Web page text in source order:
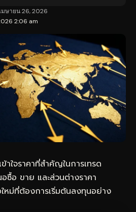
2:06 am
มษายน 26, 2026
าใจราคาที่สำคัญในการเทรด
ซื้อ ขาย และส่วนต่างราคา
ใหม่ที่ต้องการเริ่มต้นลงทุนอย่าง